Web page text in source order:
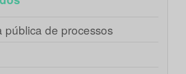
pública de processos